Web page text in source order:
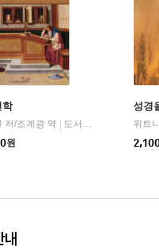
절에 대한 석의
안에서 가르쳐야 한다.
학
저/조계광 역 | 도서출판새언약(언약)
원
성경
위트